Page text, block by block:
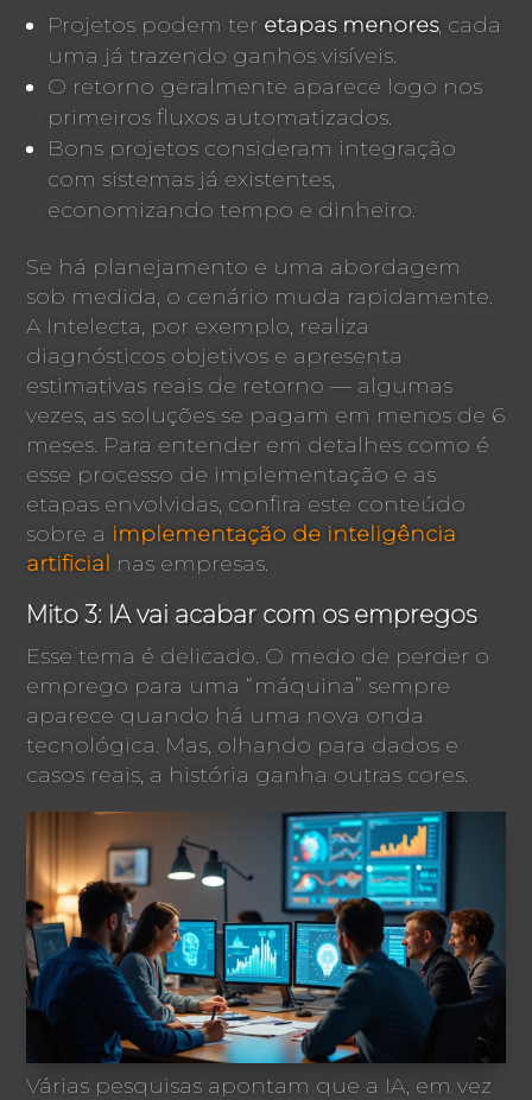
Projetos podem ter etapas menores, cada
uma já trazendo ganhos visíveis.
O retorno geralmente aparece logo nos
primeiros fluxos automatizados.
Bons projetos consideram integração
com sistemas já existentes,
economizando tempo e dinheiro.
Se há planejamento e uma abordagem
sob medida, o cenário muda rapidamente.
A Intelecta, por exemplo, realiza
diagnósticos objetivos e apresenta
estimativas reais de retorno — algumas
vezes, as soluções se pagam em menos de 6
meses. Para entender em detalhes como é
esse processo de implementação e as
etapas envolvidas, confira este conteúdo
sobre a implementação de inteligência
artificial nas empresas.
Mito 3: IA vai acabar com os empregos
Esse tema é delicado. O medo de perder o
emprego para uma “máquina” sempre
aparece quando há uma nova onda
tecnológica. Mas, olhando para dados e
casos reais, a história ganha outras cores.
Várias pesquisas apontam que a IA, em vez